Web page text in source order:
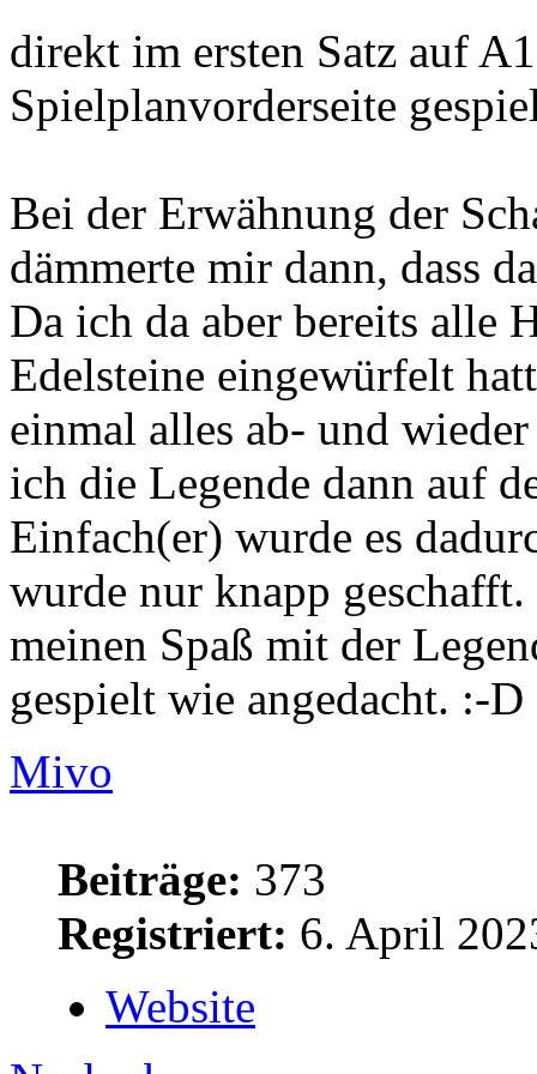
direkt im ersten Satz auf
Spielplanvorderseite
Bei der Erwähnung der
dämmerte mir dann, dass
Da ich da aber bereits alle
Edelsteine eingewürfelt
einmal alles ab- und
ich die Legende dann auf
Einfach(er) wurde es
wurde nur knapp
meinen Spaß mit der
gespielt wie angedacht. :-D
Mivo
Beiträge: 373
Registriert: 6. April
Website